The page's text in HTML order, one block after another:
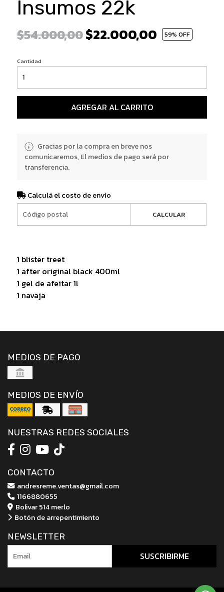
Insumos 22k
$54.000,00$22.000,00 59% OFF
Cantidad
AGREGAR AL CARRITO
Gracias por la compra en breve nos
comunicaremos, El medios de pago será por
transferencia.
Calculá el costo de envío
CALCULAR
1 blister treet
1 after original black 400ml
1 gel de afeitar 1l
1 navaja
MEDIOS DE PAGO
MEDIOS DE ENVÍO
NUESTRAS REDES SOCIALES
CONTACTO
andresreme.ventas@gmail.com
1166880655
Bolivar 514 merlo
Botón de arrepentimiento
NEWSLETTER
SUSCRIBIRME